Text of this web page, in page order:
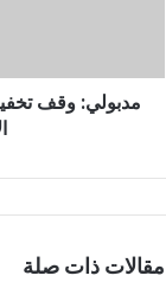
مدبولي: وقف
مقالات ذات صلة